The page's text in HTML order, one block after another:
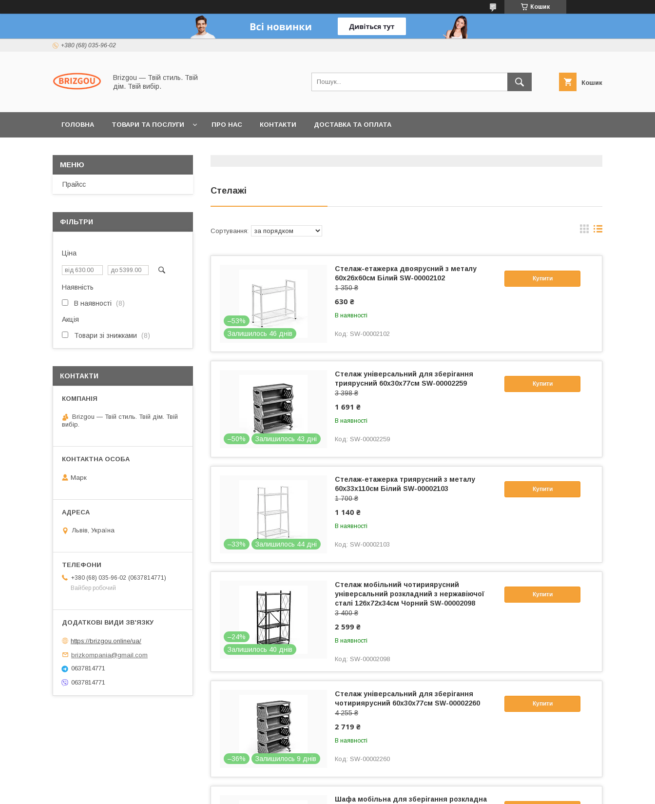
Кошик
+380 (68) 035-96-02
Brizgou — Твій стиль. Твій
дім. Твій вибір.
Кошик
ГОЛОВНА ТОВАРИ ТА ПОСЛУГИ ПРО НАС КОНТАКТИ ДОСТАВКА ТА ОПЛАТА
Стелажі
–53%
Залишилось 46 днів
Купити
Стелаж-етажерка двоярусний з металу
60х26х60см Білий SW-00002102
1 350 ₴
630 ₴
В наявності
SW-00002102
–50% Залишилось 43 дні
Купити
Стелаж універсальний для зберігання
триярусний 60х30х77см SW-00002259
3 398 ₴
1 691 ₴
В наявності
SW-00002259
–33% Залишилось 44 дні
Купити
Стелаж-етажерка триярусний з металу
60х33х110см Білий SW-00002103
1 700 ₴
1 140 ₴
В наявності
SW-00002103
–24%
Залишилось 40 днів
Купити
Стелаж мобільний чотириярусний
універсальний розкладний з нержавіючої
сталі 126х72х34см Чорний SW-00002098
3 400 ₴
2 599 ₴
В наявності
SW-00002098
–36% Залишилось 9 днів
Купити
Стелаж універсальний для зберігання
чотириярусний 60х30х77см SW-00002260
4 255 ₴
2 719 ₴
В наявності
SW-00002260
Шафа мобільна для зберігання розкладна
Прайсс
ФІЛЬТРИ
Ціна
Наявність
В наявності 8
Акція
Товари зі знижками 8
КОНТАКТИ
Brizgou — Твій стиль. Твій дім. Твій
вибір.
Марк
Львів, Україна
+380 (68) 035-96-02
0637814771
Вайбер робочий
https://brizgou.online/ua/
brizkompania@gmail.com
0637814771
0637814771